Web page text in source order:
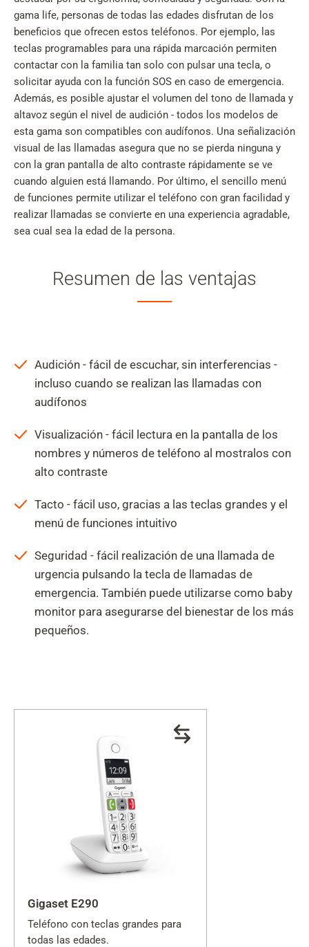
gama life, personas de todas las edades disfrutan de los
beneficios que ofrecen estos teléfonos. Por ejemplo, las
teclas programables para una rápida marcación permiten
contactar con la familia tan solo con pulsar una tecla, o
solicitar ayuda con la función SOS en caso de emergencia.
Además, es posible ajustar el volumen del tono de llamada y
altavoz según el nivel de audición - todos los modelos de
esta gama son compatibles con audífonos. Una señalización
visual de las llamadas asegura que no se pierda ninguna y
con la gran pantalla de alto contraste rápidamente se ve
cuando alguien está llamando. Por último, el sencillo menú
de funciones permite utilizar el teléfono con gran facilidad y
realizar llamadas se convierte en una experiencia agradable,
sea cual sea la edad de la persona.
Resumen de las ventajas
Audición - fácil de escuchar, sin interferencias -
incluso cuando se realizan las llamadas con
audífonos
Visualización - fácil lectura en la pantalla de los
nombres y números de teléfono al mostralos con
alto contraste
Tacto - fácil uso, gracias a las teclas grandes y el
menú de funciones intuitivo
Seguridad - fácil realización de una llamada de
urgencia pulsando la tecla de llamadas de
emergencia. También puede utilizarse como baby
monitor para asegurarse del bienestar de los más
pequeños.
Gigaset E290
Teléfono con teclas grandes para
todas las edades.